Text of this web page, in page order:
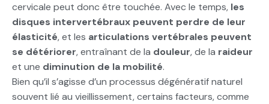
cervicale peut donc être touchée. Avec le temps, les
disques intervertébraux peuvent perdre de leur
élasticité, et les articulations vertébrales peuvent
se détériorer, entraînant de la douleur, de la raideur
et une diminution de la mobilité.
Bien qu’il s’agisse d’un processus dégénératif naturel
souvent lié au vieillissement, certains facteurs, comme